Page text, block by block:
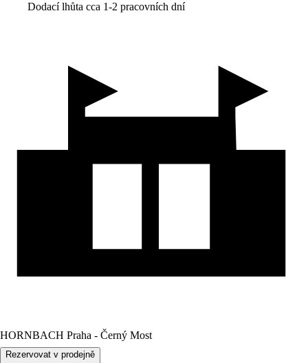
Dodací lhůta cca 1-2 pracovních dní
HORNBACH Praha - Černý Most
Rezervovat v prodejně